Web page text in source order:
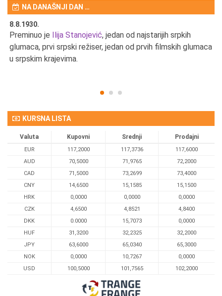
NA DANAŠNJI DAN …
8.8.1930.
Preminuo je Ilija Stanojević, jedan od najstarijih srpkih
glumaca, prvi srpski režiser, jedan od prvih filmskih glumaca
u srpskim krajevima.
KURSNA LISTA
Valuta Kupovni Srednji Prodajni
EUR 117,2000 117,3736
117,6000
AUD
70,5000 71,9765
72,2000
CAD
71,5000 73,2699
73,4000
CNY
14,6500 15,1585
15,1500
HRK
0,0000 0,0000
0,0000
CZK
4,6500 4,8521
4,8400
DKK
0.0000 15,7073
0,0000
HUF
31,3200 32,2325
32,2000
JPY
63,6000 65,0340
65,3000
NOK
0,0000 10,7267
0,0000
USD
100,5000 101,7565 102,2000